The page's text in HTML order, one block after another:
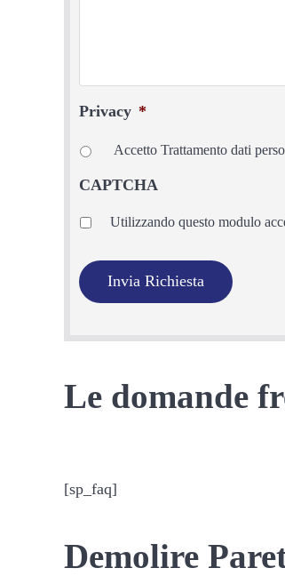
Privacy *
Accetto Trattamento dati
CAPTCHA
Privacy *
Utilizzando questo modulo
Le domande
[sp_faq]
Demolire